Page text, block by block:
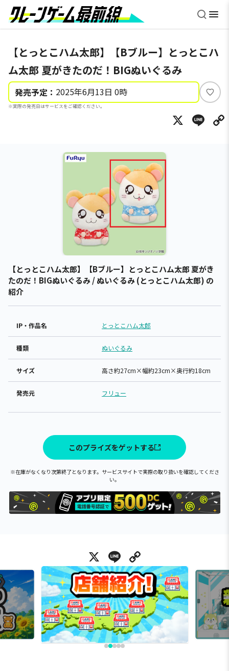
【とっとこハム太郎】【Bブルー】とっとこハ
ム太郎 夏がきたのだ！BIGぬいぐるみ
発売予定： 2025年6月13日 0時
※実際の発売日はサービスをご確認ください。
い
ね
X
【とっとこハム太郎】【Bブルー】とっとこハム太郎 夏がき
たのだ！BIGぬいぐるみ / ぬいぐるみ (とっとこハム太郎) の
紹介
IP・作品名 とっとこハム太郎
種類 ぬいぐるみ
サイズ 高さ約27cm×幅約23cm×奥行約18cm
発売元 フリュー
このプライズをゲットする
※在庫がなくなり次第終了となります。サービスサイトで実際の取り扱いを確認してくださ
い。
X Line